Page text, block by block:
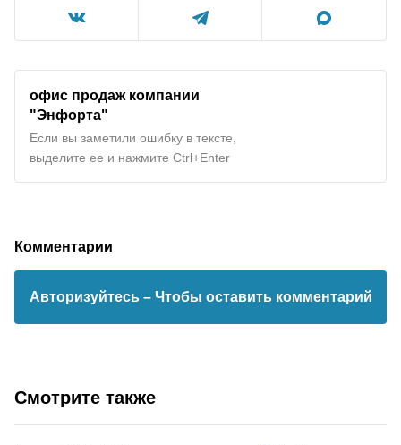
офис продаж компании
"Энфорта"
Если вы заметили ошибку в тексте,
выделите ее и нажмите Ctrl+Enter
Комментарии
Авторизуйтесь – Чтобы оставить комментарий
Смотрите также